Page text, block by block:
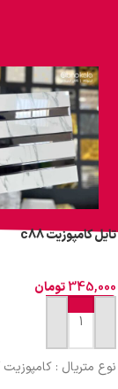
تایل کامپوزیت c88
345,000تومان
افزودن به سبد خرید
نوع متریال : کامپوزیت